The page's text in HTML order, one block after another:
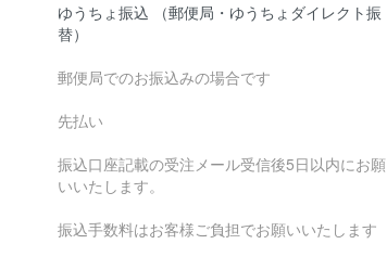
ゆうちょ振込 （郵便局・ゆうちょダイレクト振
替）
郵便局でのお振込みの場合です
先払い
振込口座記載の受注メール受信後5日以内にお願
いいたします。
振込手数料はお客様ご負担でお願いいたします